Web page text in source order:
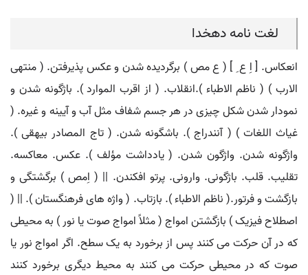
لغت نامه دهخدا
انعکاس. [ اِ ع ِ ] ( ع مص ) برگردیده شدن و عکس پذیرفتن. ( منتهی
الارب ) ( ناظم الاطباء ).انقلاب. ( از اقرب الموارد ). باژگونه شدن و
نمودار شدن شکل چیزی در هر جسم شفاف مثل آب و آیینه و غیره. (
غیاث اللغات ) ( آنندراج ). باشگونه شدن. ( تاج المصادر بیهقی ).
واژگونه شدن. واژگون شدن. ( یادداشت مؤلف ). عکس. معاکسه.
تقلیب. قلب. باژگونی. وارونی. پرتو افکندن. || ( اِمص ) برگشتگی و
بازگشت و فرتور.( ناظم الاطباء ). بازتاب. ( واژه های فرهنگستان ). || (
اصطلاح فیزیک ) بازگشتن امواج ( مثلاً امواج صوت یا نور ) به محیطی
که در آن حرکت می کنند پس از برخورد به یک سطح. اگر امواج نور یا
صوت که در محیطی حرکت می کنند به محیط دیگری برخورد کنند